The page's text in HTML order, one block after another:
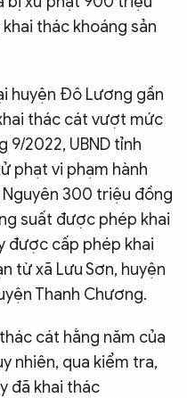
thác khoáng sản
huyện Đô Lương gần
thác cát vượt mức
9/2022, UBND tỉnh
phạt vi phạm hành
Nguyên 300 triệu đồng
suất được phép khai
được cấp phép khai
từ xã Lưu Sơn, huyện
Thanh Chương.
cát hằng năm của
nhiên, qua kiểm tra,
đã khai thác